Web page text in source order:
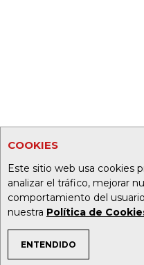
COOKIES
Este sitio web usa cookies
analizar el tráfico, mejorar
comportamiento del
nuestra Política de
ENTENDIDO
TEMAS DE INTERÉS